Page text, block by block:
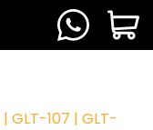
GLT-107 | GLT-